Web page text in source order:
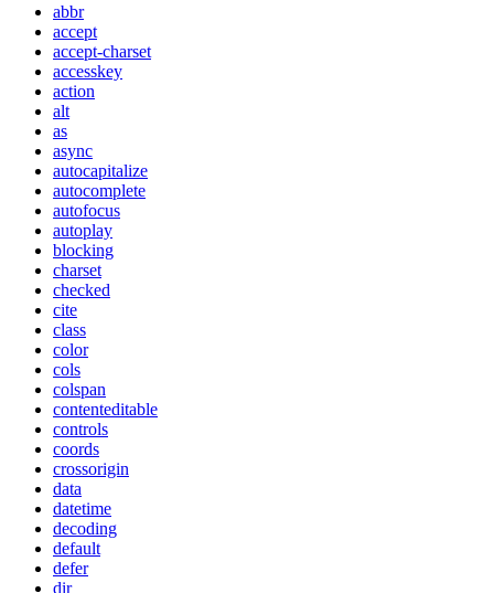
abbr
accept
accept-charset
accesskey
action
alt
as
async
autocapitalize
autocomplete
autofocus
autoplay
blocking
charset
checked
cite
class
color
cols
colspan
contenteditable
controls
coords
crossorigin
data
datetime
decoding
default
defer
dir